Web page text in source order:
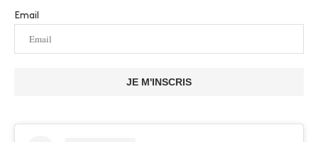
Email
JE M'INSCRIS